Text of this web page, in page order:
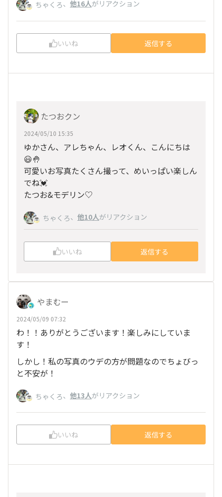
ちゃくろ、 他16人がリアクション
いいね 返信する
たつおクン
2024/05/10 15:35
ゆかさん、アレちゃん、レオくん、こんにちは
😃🤚
可愛いお写真たくさん撮って、めいっぱい楽しん
でね💓
たつお&モデリン♡
ちゃくろ、 他10人がリアクション
いいね 返信する
やまむー
2024/05/09 07:32
わ！！ありがとうございます！楽しみにしていま
す！
しかし！私の写真のウデの方が問題なのでちょびっ
と不安が！
ちゃくろ、 他13人がリアクション
いいね 返信する